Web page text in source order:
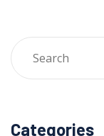
Categories